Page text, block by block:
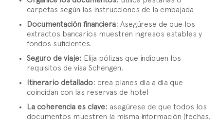
carpetas según las instrucciones de la embajada
Documentación financiera: Asegúrese de que los
extractos bancarios muestren ingresos estables y
fondos suficientes.
Seguro de viaje: Elija pólizas que indiquen los
requisitos de visa Schengen.
Itinerario detallado: crea planes día a día que
coincidan con las reservas de hotel
La coherencia es clave: asegúrese de que todos los
documentos muestren la misma información (fechas,